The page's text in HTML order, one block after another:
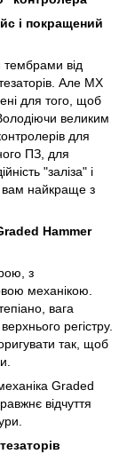
і покращений
тембрами від
Але MX
для того, щоб
великим
для
ПЗ, для
"заліза" і
вам найкраще з
Hammer
з
механікою.
вага
регістру.
так, щоб
Graded
відчуття